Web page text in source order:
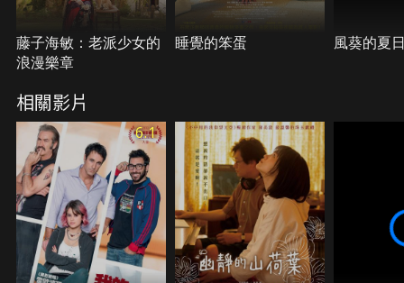
藤子海敏：老派少女的
浪漫樂章
睡覺的笨蛋 風葵的夏
相關影片
6.1